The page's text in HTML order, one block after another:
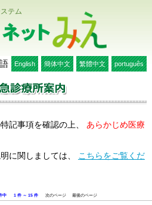
テム
English 簡体中文 繁體中文 português
記事項を確認の上、 あらかじめ医療
に関しましては、
こちらをご覧くだ
中 1 件 ～ 15 件 次のページ 最後のページ